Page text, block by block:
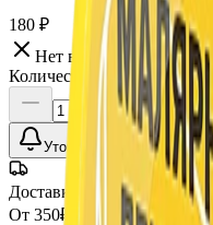
180 ₽
Нет в наличии
Количество:
Уточнить наличие
Доставка СДЭК
От 350₽ по России